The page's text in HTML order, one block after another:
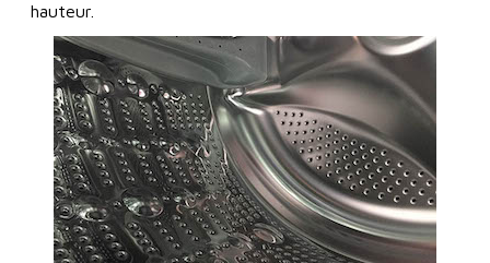
hauteur.